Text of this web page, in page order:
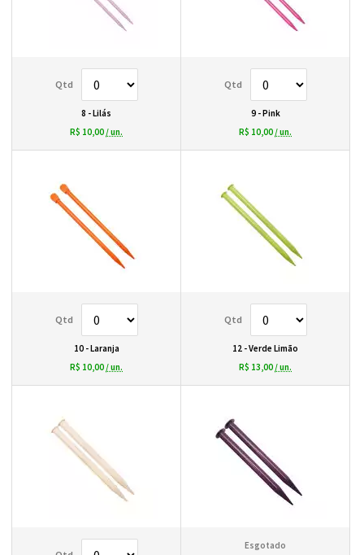
8 - Lilás
R$ 10,00 / un.
9 - Pink
R$ 10,00 / un.
10 - Laranja
R$ 10,00 / un.
12 - Verde Limão
R$ 13,00 / un.